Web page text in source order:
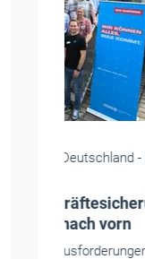
Die
schnelle
Der